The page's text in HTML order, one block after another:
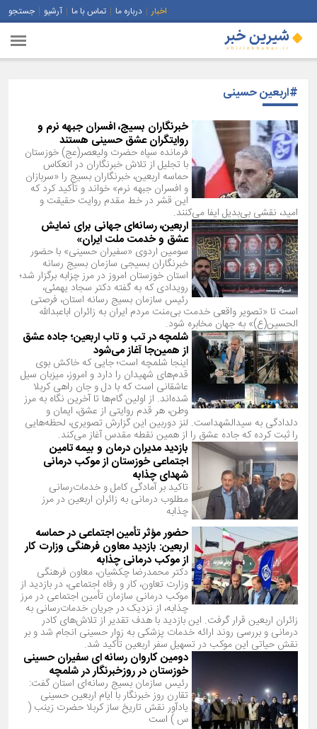
اخبار درباره ما تماس با ما آرشیو جستجو
#اربعین حسینی
خبرنگاران بسیج، افسران جبهه نرم و
روایتگران عشق حسینی هستند
فرمانده سپاه حضرت ولیعصر(عج) خوزستان
با تجلیل از تلاش خبرنگاران در انعکاس
حماسه اربعین، خبرنگاران بسیج را «سربازان
و افسران جبهه نرم» خواند و تأکید کرد که
این قشر در خط مقدم روایت حقیقت و
امید، نقشی بی‌بدیل ایفا می‌کنند.
اربعین، رسانه‌ای جهانی برای نمایش
عشق و خدمت ملت ایران»
سومین اردوی «سفیران حسینی» با حضور
خبرنگاران بسیجی سازمان بسیج رسانه
استان خوزستان امروز در مرز چزابه برگزار شد؛
رویدادی که به گفته دکتر سجاد یهمئی،
رئیس سازمان بسیج رسانه استان، فرصتی
است تا «تصویر واقعی خدمت بی‌منت مردم ایران به زائران اباعبدالله
الحسین(ع)» به جهان مخابره شود.
شلمچه در تب و تاب اربعین؛ جاده عشق
از همین‌جا آغاز می‌شود
اینجا شلمچه است؛ جایی که خاکش بوی
قدم‌های شهیدان را دارد و امروز، میزبان سیل
عاشقانی است که با دل و جان راهی کربلا
شده‌اند. از اولین گام‌ها تا آخرین نگاه به مرز
وطن، هر قدم روایتی از عشق، ایمان و
دلدادگی به سیدالشهداست. لنز دوربین این گزارش تصویری، لحظه‌هایی
را ثبت کرده که جاده عشق را از همین نقطه مقدس آغاز می‌کند.
بازدید مدیران درمان و بیمه تامین
اجتماعی خوزستان از موکب درمانی
شهدای چذابه
تاکید بر آمادگی کامل و خدمات‌رسانی
مطلوب درمانی به زائران اربعین در مرز
چذابه
حضور مؤثر تأمین اجتماعی در حماسه
اربعین: بازدید معاون فرهنگی وزارت کار
از موکب درمانی چذابه
دکتر محمدرضا چکشیان، معاون فرهنگی
وزارت تعاون، کار و رفاه اجتماعی، در بازدید از
موکب درمانی سازمان تأمین اجتماعی در مرز
چذابه، از نزدیک در جریان خدمات‌رسانی به
زائران اربعین قرار گرفت. این بازدید با هدف تقدیر از تلاش‌های کادر
درمانی و بررسی روند ارائه خدمات پزشکی به زوار حسینی انجام شد و بر
نقش حیاتی این موکب در تسهیل سفر اربعین تأکید شد.
دومین کاروان رسانه ای سفیران حسینی
خوزستان در روزخبرنگار در شلمچه
رئیس سازمان بسیج رسانه‌ای استان گفت:
تقارن روز خبرنگار با ایام اربعین حسینی
یادآور نقش تاریخ ساز کربلا حضرت زینب (
س ) است